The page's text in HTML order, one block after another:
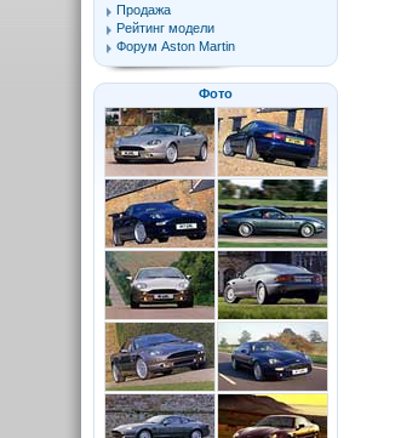
Продажа
Рейтинг модели
Форум Aston Martin
Фото